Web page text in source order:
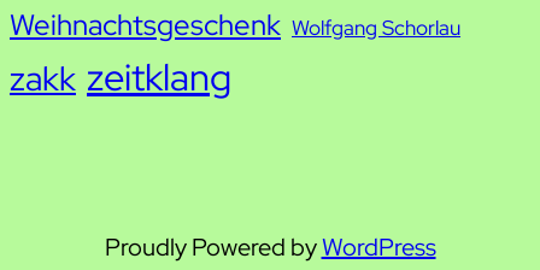
Weihnachtsgeschenk Wolfgang Schorlau
zakk zeitklang
Proudly Powered byWordPress